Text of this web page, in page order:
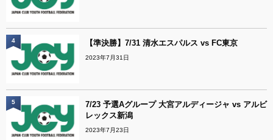
【準決勝】7/31 清水エスパルス vs FC東京
2023年7月31日
4
7/23 予選Aグループ 大宮アルディージャ vs アルビ
レックス新潟
2023年7月23日
5